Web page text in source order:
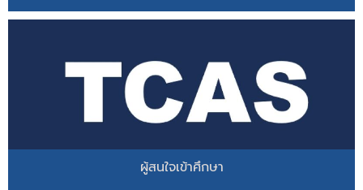
ผู้สนใจเข้าศึกษา